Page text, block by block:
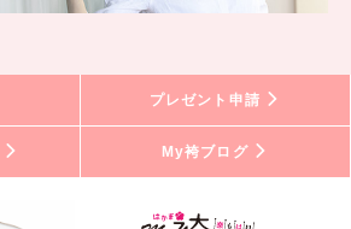
プレゼント申請
My袴ブログ